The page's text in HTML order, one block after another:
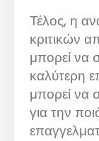
Τέλος, η
κριτικών
μπορεί να
καλύτερη
μπορεί να
για την